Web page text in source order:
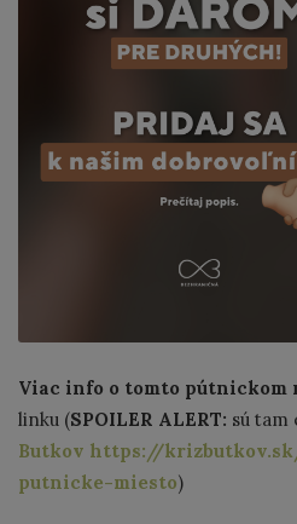
Viac info o tomto pútnickom
linku (SPOILER ALERT: sú tam
Butkov https://
putnicke-miesto)